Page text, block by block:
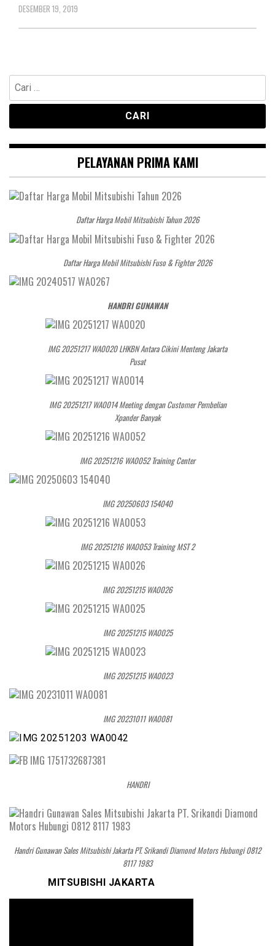
DESEMBER 19, 2019
Cari
untuk:
PELAYANAN PRIMA KAMI
Daftar Harga Mobil Mitsubishi Tahun 2026
Daftar Harga Mobil Mitsubishi Fuso & Fighter 2026
HANDRI GUNAWAN
IMG 20251217 WA0020 LHKBN Antara Cikini Menteng Jakarta
Pusat
IMG 20251217 WA0014 Meeting dengan Customer Pembelian
Xpander Banyak
IMG 20251216 WA0052 Training Center
IMG 20250603 154040
IMG 20251216 WA0053 Training MST 2
IMG 20251215 WA0026
IMG 20251215 WA0025
IMG 20251215 WA0023
IMG 20231011 WA0081
HANDRI
Handri Gunawan Sales Mitsubishi Jakarta PT. Srikandi Diamond Motors Hubungi 0812
8117 1983
MITSUBISHI JAKARTA